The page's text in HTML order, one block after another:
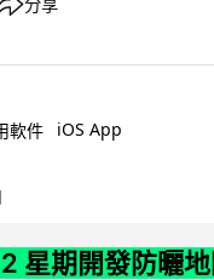
軟件 iOS App
星期開發防曬